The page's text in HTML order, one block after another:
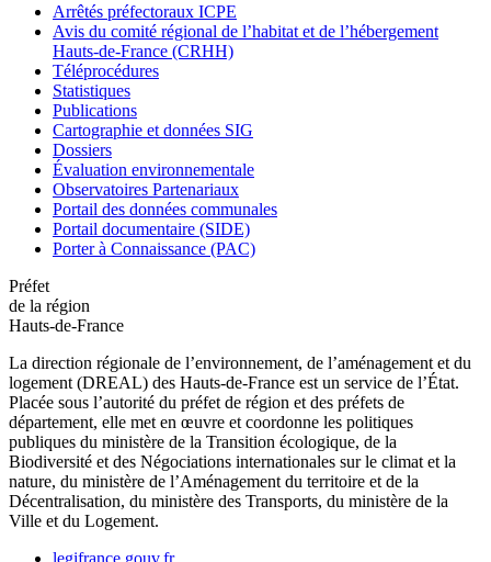
Arrêtés préfectoraux ICPE
Avis du comité régional de l’habitat et de l’hébergement
Hauts-de-France (CRHH)
Téléprocédures
Statistiques
Publications
Cartographie et données SIG
Dossiers
Évaluation environnementale
Observatoires Partenariaux
Portail des données communales
Portail documentaire (SIDE)
Porter à Connaissance (PAC)
Préfet
de la région
Hauts-de-France
La direction régionale de l’environnement, de l’aménagement et du
logement (DREAL) des Hauts-de-France est un service de l’État.
Placée sous l’autorité du préfet de région et des préfets de
département, elle met en œuvre et coordonne les politiques
publiques du ministère de la Transition écologique, de la
Biodiversité et des Négociations internationales sur le climat et la
nature, du ministère de l’Aménagement du territoire et de la
Décentralisation, du ministère des Transports, du ministère de la
Ville et du Logement.
legifrance.gouv.fr